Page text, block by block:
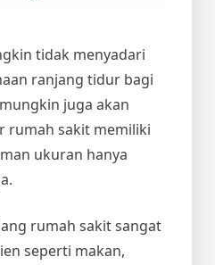
tidak menyadari
ranjang tidur bagi
juga akan
rumah sakit memiliki
ukuran hanya
rumah sakit sangat
seperti makan,